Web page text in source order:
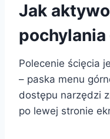
Jak
Polecenie ścięcia
– paska menu
dostępu narzędzi
po lewej stronie